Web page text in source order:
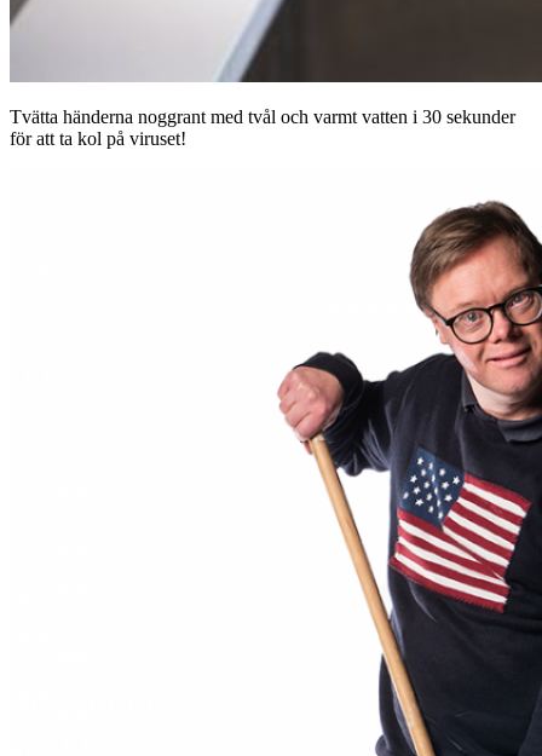
Tvätta händerna noggrant med tvål och varmt vatten i 30 sekunder
för att ta kol på viruset!